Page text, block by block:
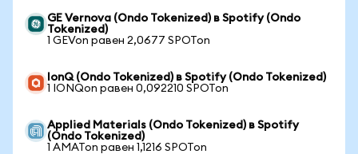
GE Vernova (Ondo Tokenized) в Spotify (Ondo
Tokenized)
1 GEVon равен 2,0677 SPOTon
IonQ (Ondo Tokenized) в Spotify (Ondo Tokenized)
1 IONQon равен 0,092210 SPOTon
Applied Materials (Ondo Tokenized) в Spotify
(Ondo Tokenized)
1 AMATon равен 1,1216 SPOTon